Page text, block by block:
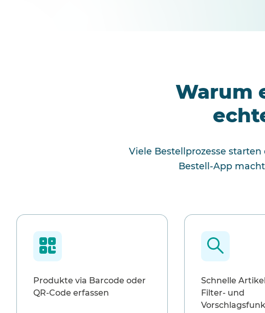
Warum
Viele Bestellprozesse
Bestell-App
Produkte via Barcode oder
QR-Code erfassen
Schnelle
Filter- und